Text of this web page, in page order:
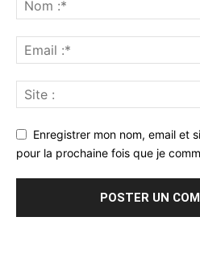
Enregistrer mon nom, email et
pour la prochaine fois que je